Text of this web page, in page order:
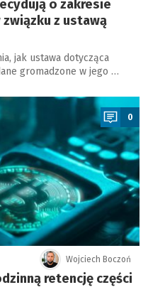
o zakresie
z ustawą
jak ustawa dotycząca
gromadzone w jego …
0
Wojciech Boczoń
retencję części